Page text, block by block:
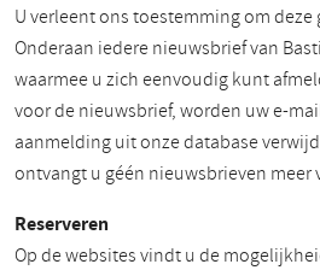
U verleent ons toestemming om deze
Onderaan iedere nieuwsbrief van
waarmee u zich eenvoudig kunt
voor de nieuwsbrief, worden uw e-
aanmelding uit onze database
ontvangt u géén nieuwsbrieven meer
Reserveren
Op de websites vindt u de